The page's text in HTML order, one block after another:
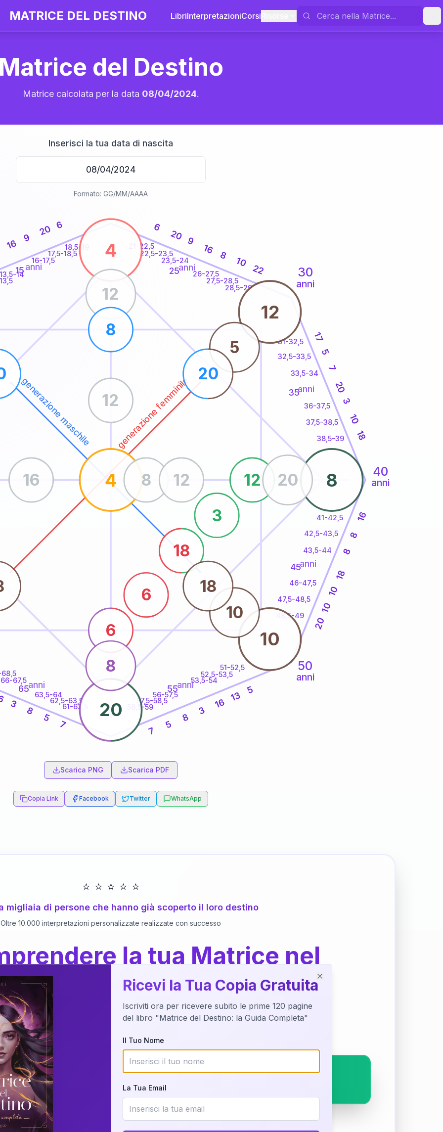
MATRICE DEL DESTINO LibriInterpretazioniCorsi
Matrice del Destino
Matrice calcolata per la data 08/04/2024.
Inserisci la tua data di nascita
Formato: GG/MM/AAAA
generazione maschile generazione femminile
20
30
anni
40
anni
50
anni
anni
13,5-14
16-17,5
17,5-18,5
18,5-19 21-22,5
22,5-23,5
23,5-24
26-27,5
27,5-28,5
28,5-29
31-32,5
32,5-33,5
33,5-34
36-37,5
37,5-38,5
38,5-39
41-42,5
42,5-43,5
43,5-44
46-47,5
47,5-48,5
48,5-49
51-52,5
52,5-53,5
53,5-54
56-57,5
57,5-58,5
58,5-59
61-62,5
62,5-63,5
63,5-64
66-67,5
68,5
16 9
20 6 6
20 9
16 8
10
22
17
5
7
20
3
10
18
16
8
8
18
10
10
20
5
13
16
3
8
5
7
7
5
8
3
4
8
20
4
12
10
6
6
18
3
12
12
20
8
8
8 12
16
12
5
20
10
18
15anni 25anni
35anni
45anni
55anni
65anni
Scarica PNG Scarica PDF
Copia Link Facebook Twitter WhatsApp
⭐ ⭐ ⭐ ⭐ ⭐
migliaia di persone che hanno già scoperto il loro destino
Oltre 10.000 interpretazioni personalizzate realizzate con successo
la tua Matrice nel
dettaglio?
della tua Matrice del Destino attraverso una nostra interpretazione
o studiando attraverso il manuale completo.
Richiedi Interpretazione
✨ Interpretazione personalizzata
del Libro
Ricevi la Tua Copia Gratuita
Iscriviti ora per ricevere subito le prime 120 pagine
del libro "Matrice del Destino: la Guida Completa"
Il Tuo Nome
La Tua Email